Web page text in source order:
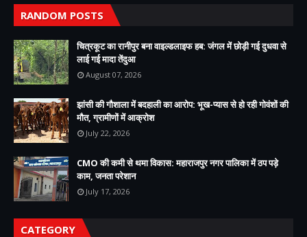
RANDOM POSTS
चित्रकूट का रानीपुर बना वाइल्डलाइफ हब: जंगल में छोड़ी गई दुधवा से
लाई गई मादा तेंदुआ
August 07, 2026
झांसी की गौशाला में बदहाली का आरोप: भूख-प्यास से हो रही गोवंशों की
मौत, ग्रामीणों में आक्रोश
July 22, 2026
CMO की कमी से थमा विकास: महाराजपुर नगर पालिका में ठप पड़े
काम, जनता परेशान
July 17, 2026
CATEGORY